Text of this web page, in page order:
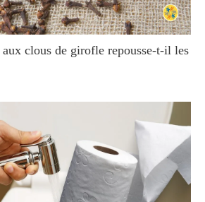
clous de girofle repousse-t-il les